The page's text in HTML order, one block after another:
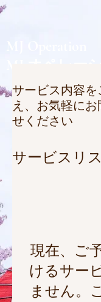
サービス内容を
え、お気軽にお
せください
サービスリ
現在、ご
けるサー
ません。